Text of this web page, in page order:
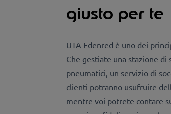
giusto per te
UTA Edenred è uno dei
Che gestiate una stazione
pneumatici, un servizio di
clienti potranno usufruire
mentre voi potrete contare